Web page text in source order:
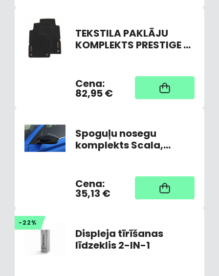
TEKSTILA PAKLĀJU
KOMPLEKTS PRESTIGE -
Cena:
82,95 €
Nav noliktavā,
piegāde 3-7 dienas
Spoguļu nosegu
komplekts Scala,
Cena:
35,13 €
Nav noliktavā,
piegāde 3-7 dienas
-22%
Displeja tīrīšanas
līdzeklis 2-IN-1